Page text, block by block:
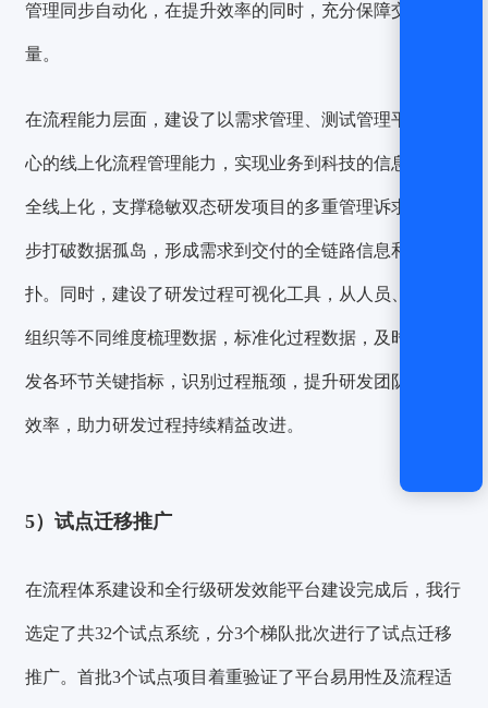
管理同步自动化，在提升效率的同时，充分保障交付质
量。
在流程能力层面，建设了以需求管理、测试管理平台为核
心的线上化流程管理能力 ，实现业务到科技的信息流通完
全线上化，支撑稳敏双态研发项目的多重管理诉求，进一
步打破数据孤岛 ，形成需求到交付的全链路信息和资产拓
扑。同时，建设了研发过程可视化工具，从人员、系统、
组织等不同维度梳理数据，标准化过程数据，及时呈现研
发各环节关键指标，识别过程瓶颈，提升研发团队的协作
效率，助力研发过程持续精益改进。
5）试点迁移推广
在流程体系建设和全行级研发效能平台建设完成后，我行
选定了共32个试点系统，分3个梯队批次进行了试点迁移
推广。首批3个试点项目着重验证了平台易用性及流程适